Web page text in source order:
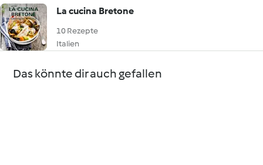
La cucina Bretone
10 Rezepte
Italien
Das könnte dir auch gefallen